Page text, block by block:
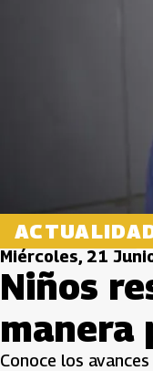
Miércoles, 21
Niños
manera
Conoce los